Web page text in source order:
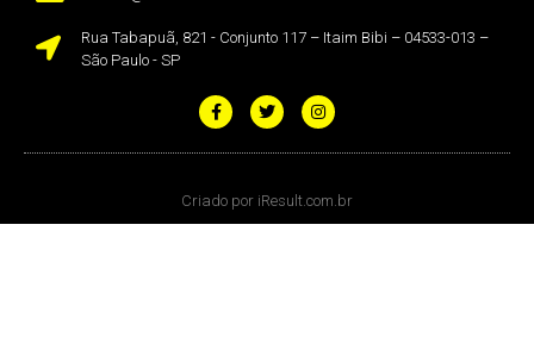
Rua Tabapuã, 821 - Conjunto 117 – Itaim Bibi – 04533-013 –
São Paulo - SP ​
Criado por iResult.com.br